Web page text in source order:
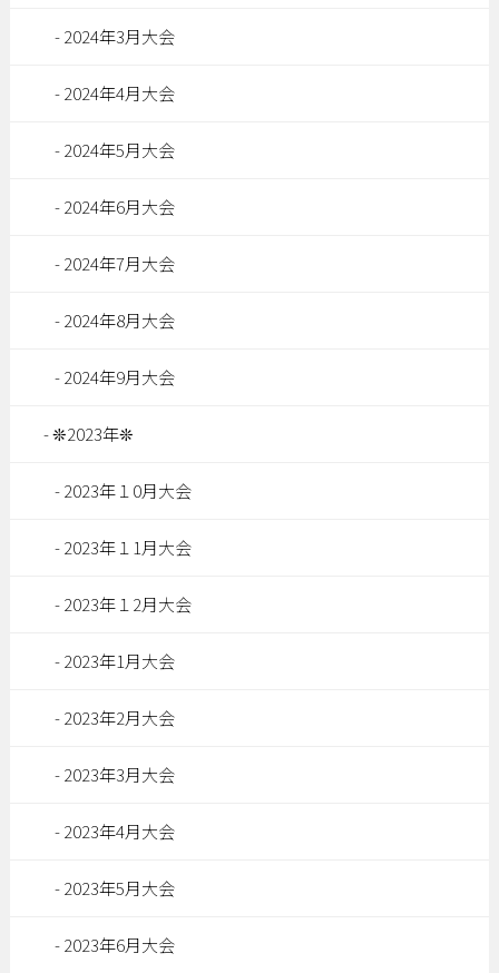
2024年3月大会
2024年4月大会
2024年5月大会
2024年6月大会
2024年7月大会
2024年8月大会
2024年9月大会
❊2023年❊
2023年１0月大会
2023年１1月大会
2023年１2月大会
2023年1月大会
2023年2月大会
2023年3月大会
2023年4月大会
2023年5月大会
2023年6月大会